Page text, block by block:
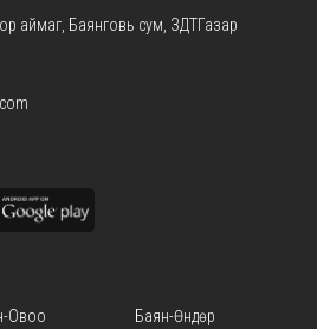
аймаг, Баянговь сум, ЗДТГазар
Овоо
Баян-Өндөр